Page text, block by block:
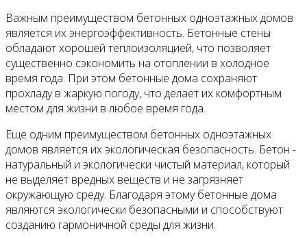
Важным преимуществом бетонных одноэтажных домов
является их энергоэффективность. Бетонные стены
обладают хорошей теплоизоляцией, что позволяет
существенно сэкономить на отоплении в холодное
время года. При этом бетонные дома сохраняют
прохладу в жаркую погоду, что делает их комфортным
местом для жизни в любое время года.
Еще одним преимуществом бетонных одноэтажных
домов является их экологическая безопасность. Бетон -
натуральный и экологически чистый материал, который
не выделяет вредных веществ и не загрязняет
окружающую среду. Благодаря этому бетонные дома
являются экологически безопасными и способствуют
созданию гармоничной среды для жизни.